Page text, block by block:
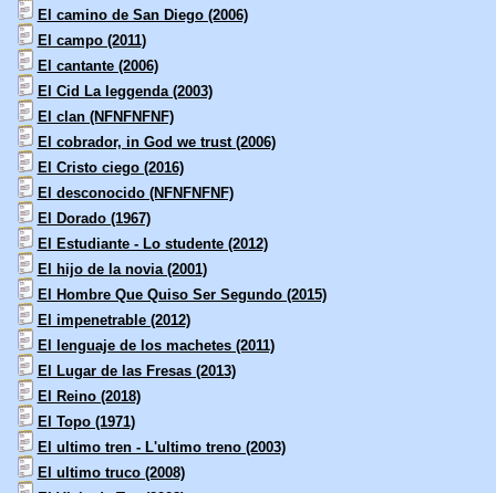
El camino de San Diego (2006)
El campo (2011)
El cantante (2006)
El Cid La leggenda (2003)
El clan (NFNFNFNF)
El cobrador, in God we trust (2006)
El Cristo ciego (2016)
El desconocido (NFNFNFNF)
El Dorado (1967)
El Estudiante - Lo studente (2012)
El hijo de la novia (2001)
El Hombre Que Quiso Ser Segundo (2015)
El impenetrable (2012)
El lenguaje de los machetes (2011)
El Lugar de las Fresas (2013)
El Reino (2018)
El Topo (1971)
El ultimo tren - L'ultimo treno (2003)
El ultimo truco (2008)